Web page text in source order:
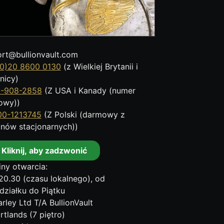
8600 0130 (z Wielkiej Brytanii i
908-2858 (Z USA i Kanady (numer
1213745 (Z Polski (darmowy z
stacjonarnych))
aby zadzwonić
otwarcia:
(czasu lokalnego), od
do Piątku
Ltd T/A BullionVault
(7 piętro)